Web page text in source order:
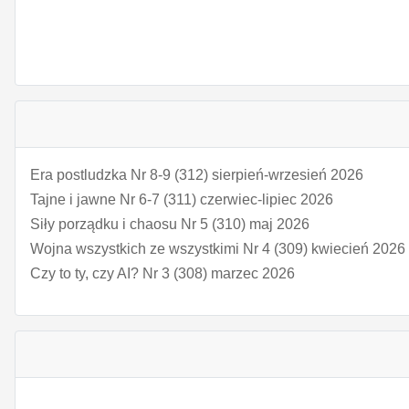
Era postludzka Nr 8-9 (312) sierpień-wrzesień 2026
Tajne i jawne Nr 6-7 (311) czerwiec-lipiec 2026
Siły porządku i chaosu Nr 5 (310) maj 2026
Wojna wszystkich ze wszystkimi Nr 4 (309) kwiecień 2026
Czy to ty, czy AI? Nr 3 (308) marzec 2026